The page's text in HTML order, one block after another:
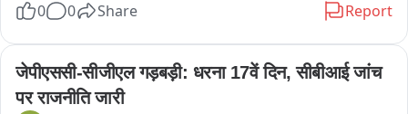
अभियान चलाया। रांची जाने वाले कई छोटे वाहनों को भी जांच के बाद वापस
लौटा दिया गया। बसों का परिचालन बंद रहने से रांची समेत अन्य स्थानों पर
जाने वाले छात्र-छात्राओं और आम यात्रियों को काफी परेशानी हुई। सुबह
करीब 70 बसों का परिचालन प्रभावित रहा।
0 0 Share Report
जेपीएससी-सीजीएल गड़बड़ी: धरना 17वें दिन, सीबीआई जांच
पर राजनीति जारी